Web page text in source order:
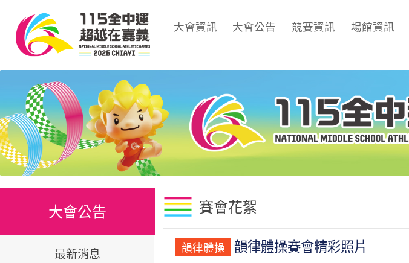
大會資訊 大會公告 競賽資訊 場館資訊
大會公告
最新消息
賽會花絮
韻律體操 韻律體操賽會精彩照片